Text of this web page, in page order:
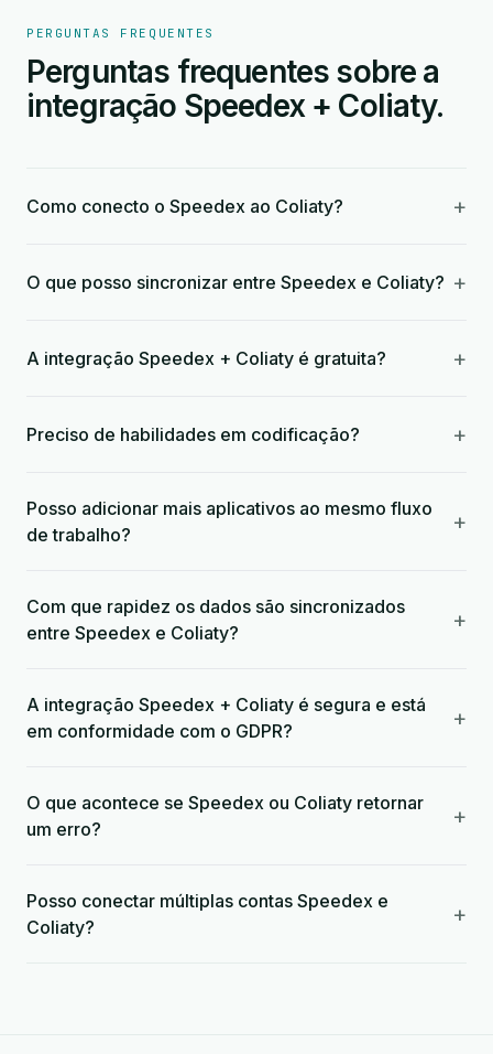
PERGUNTAS FREQUENTES
Perguntas frequentes sobre a
integração Speedex + Coliaty.
Como conecto o Speedex ao Coliaty? +
O que posso sincronizar entre Speedex e Coliaty? +
A integração Speedex + Coliaty é gratuita? +
Preciso de habilidades em codificação? +
Posso adicionar mais aplicativos ao mesmo fluxo
de trabalho?
+
Com que rapidez os dados são sincronizados
entre Speedex e Coliaty?
+
A integração Speedex + Coliaty é segura e está
em conformidade com o GDPR?
+
O que acontece se Speedex ou Coliaty retornar
um erro?
+
Posso conectar múltiplas contas Speedex e
Coliaty?
+